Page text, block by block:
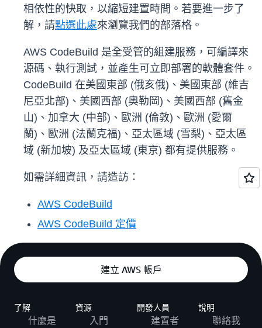
相依性的快取，以縮短建置時間。若要進一步了
解，請點選此處來瀏覽我們的部落格。
AWS CodeBuild 是全受管的組建服務，可編譯來
源碼、執行測試，並產生可立即部署的軟體套件。
CodeBuild 在美國東部 (俄亥俄)、美國東部 (維吉
尼亞北部)、美國西部 (奧勒岡)、美國西部 (舊金
山)、加拿大 (中部)、歐洲 (倫敦)、歐洲 (愛爾
蘭)、歐洲 (法蘭克福)、亞太區域 (雪梨)、亞太區
域 (新加坡) 及亞太區域 (東京) 都有提供服務。
如需詳細資訊，請造訪：
AWS CodeBuild
AWS CodeBuild 定價
建立 AWS 帳戶
了解
什麼是
資源
入門
開發人員
建置者
說明
聯絡我